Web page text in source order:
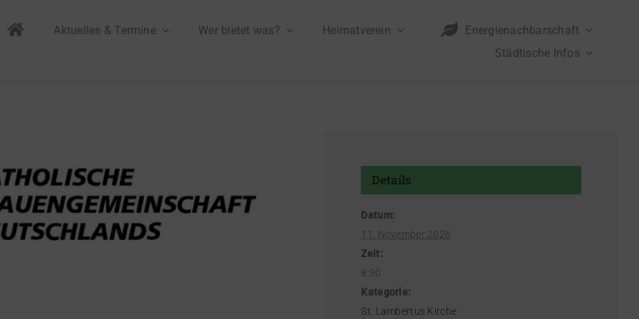
Aktuelles & Termine Wer bietet was? Heimatverein
Energienachbarschaft
Städtische Infos
Details
Datum:
11. November 2026
Zeit:
8:30
Kategorie:
St. Lambertus Kirche